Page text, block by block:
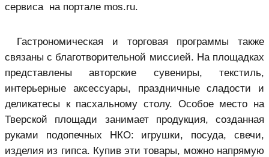
сервиса на портале mos.ru.
Гастрономическая и торговая программы также
связаны с благотворительной миссией. На площадках
представлены авторские сувениры, текстиль,
интерьерные аксессуары, праздничные сладости и
деликатесы к пасхальному столу. Особое место на
Тверской площади занимает продукция, созданная
руками подопечных НКО: игрушки, посуда, свечи,
изделия из гипса. Купив эти товары, можно напрямую